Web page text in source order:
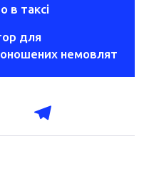
в таксі
для
немовлят